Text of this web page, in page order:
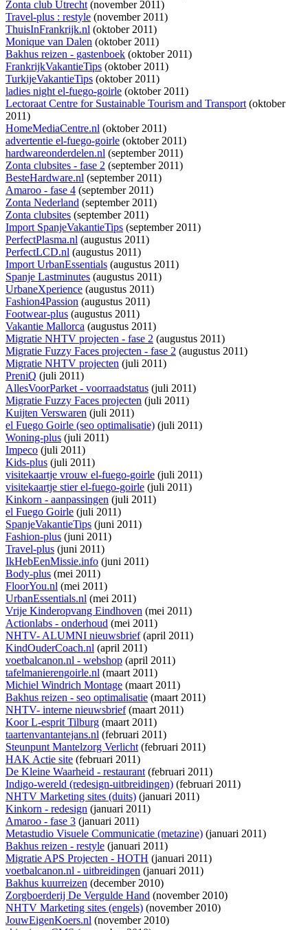
Zonta club Utrecht(november 2011)
Travel-plus : restyle (november 2011)
ThuisInFrankrijk.nl (oktober 2011)
Monique van Dalen (oktober 2011)
Bakhus reizen - gastenboek (oktober 2011)
FrankrijkVakantieTips (oktober 2011)
TurkijeVakantieTips (oktober 2011)
ladies night el-fuego-goirle (oktober 2011)
Lectoraat Centre for Sustainable Tourism and Transport(oktober
2011)
HomeMediaCentre.nl (oktober 2011)
advertentie el-fuego-goirle (oktober 2011)
hardwareonderdelen.nl (september 2011)
Zonta clubsites - fase 2 (september 2011)
BesteHardware.nl (september 2011)
Amaroo - fase 4 (september 2011)
Zonta Nederland (september 2011)
Zonta clubsites (september 2011)
Import SpanjeVakantieTips (september 2011)
PerfectPlasma.nl (augustus 2011)
PerfectLCD.nl (augustus 2011)
Import UrbanEssentials (augustus 2011)
Spanje Lastminutes (augustus 2011)
UrbaneXperience (augustus 2011)
Fashion4Passion (augustus 2011)
Footwear-plus (augustus 2011)
Vakantie Mallorca (augustus 2011)
Migratie NHTV projecten - fase 2 (augustus 2011)
Migratie Fuzzy Faces projecten - fase 2 (augustus 2011)
Migratie NHTV projecten (juli 2011)
PreniQ (juli 2011)
AllesVoorParket - voorraadstatus (juli 2011)
Migratie Fuzzy Faces projecten (juli 2011)
Kuijten Verswaren (juli 2011)
el Fuego Goirle (seo optimalisatie) (juli 2011)
Woning-plus (juli 2011)
Impeco (juli 2011)
Kids-plus (juli 2011)
visitekaartje vrouw el-fuego-goirle (juli 2011)
visitekaartje stier el-fuego-goirle (juli 2011)
Kinkorn - aanpassingen (juli 2011)
el Fuego Goirle (juli 2011)
SpanjeVakantieTips (juni 2011)
Fashion-plus (juni 2011)
Travel-plus (juni 2011)
IkHebEenMissie.info (juni 2011)
Body-plus (mei 2011)
FloorYou.nl (mei 2011)
UrbanEssentials.nl (mei 2011)
Vrije Kinderopvang Eindhoven (mei 2011)
Actionlabs - onderhoud (mei 2011)
NHTV- ALUMNI nieuwsbrief(april 2011)
KindOuderCoach.nl (april 2011)
voetbalcanon.nl - webshop (april 2011)
tafelmanierengoirle.nl (maart 2011)
Michiel Windrich Montage (maart 2011)
Bakhus reizen - seo optimalisatie (maart 2011)
NHTV- interne nieuwsbrief(maart 2011)
Koor L-esprit Tilburg (maart 2011)
taartenvantantejans.nl (februari 2011)
Steunpunt Mantelzorg Verlicht(februari 2011)
HAK Actie site (februari 2011)
De Kleine Waarheid - restaurant(februari 2011)
Indigo-wereld (redesign-uitbreidingen) (februari 2011)
NHTV Marketing sites (duits) (januari 2011)
Kinkorn - redesign (januari 2011)
Amaroo - fase 3 (januari 2011)
Metastudio Visuele Communicatie (metazine) (januari 2011)
Bakhus reizen - restyle (januari 2011)
Migratie APS Projecten - HOTH (januari 2011)
voetbalcanon.nl - uitbreidingen (januari 2011)
Bakhus kuurreizen (december 2010)
Zorgboerderij De Vergulde Hand (november 2010)
NHTV Marketing sites (engels) (november 2010)
JouwEigenKoers.nl (november 2010)